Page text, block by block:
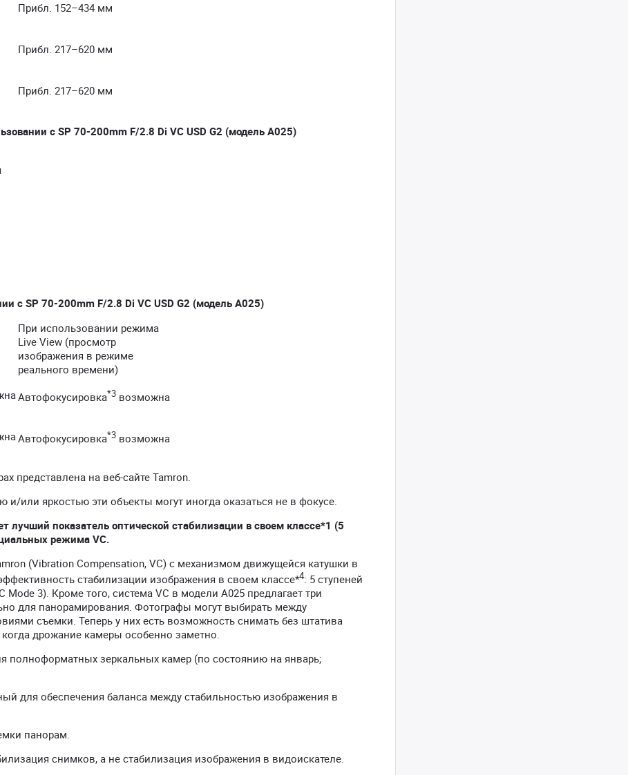
Прибл. 152–434 мм
Прибл. 217–620 мм
Прибл. 217–620 мм
с SP 70-200mm F/2.8 Di VC USD G2 (модель A025)
с SP 70-200mm F/2.8 Di VC USD G2 (модель A025)
При использовании режима
Live View (просмотр
изображения в режиме
реального времени)
Автофокусировка*3 возможна
Автофокусировка*3 возможна
представлена на веб-сайте Tamron.
и/или яркостью эти объекты могут иногда оказаться не в фокусе.
лучший показатель оптической стабилизации в своем классе*1 (5
режима VC.
(Vibration Compensation, VC) с механизмом движущейся катушки в
стабилизации изображения в своем классе*4: 5 ступеней
3). Кроме того, система VC в модели A025 предлагает три
для панорамирования. Фотографы могут выбирать между
съемки. Теперь у них есть возможность снимать без штатива
дрожание камеры особенно заметно.
полноформатных зеркальных камер (по состоянию на январь;
для обеспечения баланса между стабильностью изображения в
панорам.
снимков, а не стабилизация изображения в видоискателе.